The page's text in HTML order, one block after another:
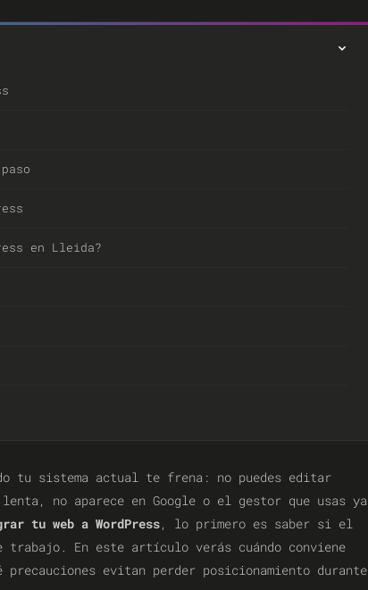
en Lleida?
tu sistema actual te frena: no puedes editar
no aparece en Google o el gestor que usas ya
tu web a WordPress, lo primero es saber si el
trabajo. En este artículo verás cuándo conviene
evitan perder posicionamiento durante